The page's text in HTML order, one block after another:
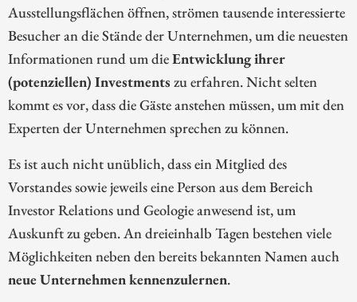
Ausstellungsflächen öffnen, strömen tausende interessierte
Besucher an die Stände der Unternehmen, um die neuesten
Informationen rund um dieEntwicklung ihrer
(potenziellen) Investments zu erfahren. Nicht selten
kommt es vor, dass die Gäste anstehen müssen, um mit den
Experten der Unternehmen sprechen zu können.
Es ist auch nicht unüblich, dass ein Mitglied des
Vorstandes sowie jeweils eine Person aus dem Bereich
Investor Relations und Geologie anwesend ist, um
Auskunft zu geben. An dreieinhalb Tagen bestehen viele
Möglichkeiten neben den bereits bekannten Namen auch
neue Unternehmen kennenzulernen.